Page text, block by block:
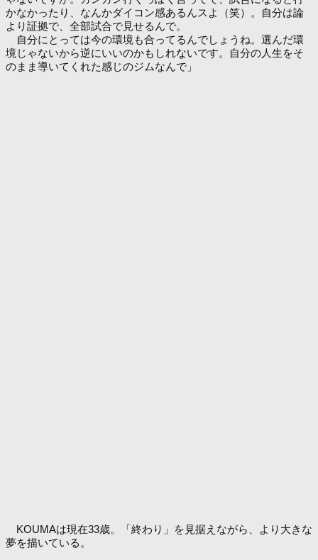
かなかったり、なんかダイコン感あるんスよ（笑）。自分は論
より証拠で、全部試合で見せるんで。
自分にとっては今の環境も合ってるんでしょうね。選んだ環
境じゃないから逆にいいのかもしれないです。自分の人生をそ
のまま導いてくれた感じのジムなんで」
KOUMAは現在33歳。「終わり」を見据えながら、より大きな
夢を描いている。